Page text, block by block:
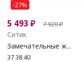
-27%
5 493 ₽ 7 920₽
Ситик
Замечательные ж...
37 38 40